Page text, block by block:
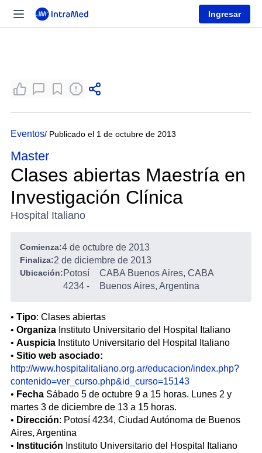
Ingresar
Eventos/ Publicado el 1 de octubre de 2013
Master
Clases abiertas Maestría en
Investigación Clínica
Hospital Italiano
Comienza:4 de octubre de 2013
Finaliza:2 de diciembre de 2013
Ubicación:Potosí
4234 -
CABA Buenos Aires, CABA
Buenos Aires, Argentina
• Tipo: Clases abiertas
• Organiza Instituto Universitario del Hospital Italiano
• Auspicia Instituto Universitario del Hospital Italiano
• Sitio web asociado:
http://www.hospitalitaliano.org.ar/educacion/index.php?
contenido=ver_curso.php&id_curso=15143
• Fecha Sábado 5 de octubre 9 a 15 horas. Lunes 2 y
martes 3 de diciembre de 13 a 15 horas.
• Dirección: Potosí 4234, Ciudad Autónoma de Buenos
Aires, Argentina
• Institución Instituto Universitario del Hospital Italiano